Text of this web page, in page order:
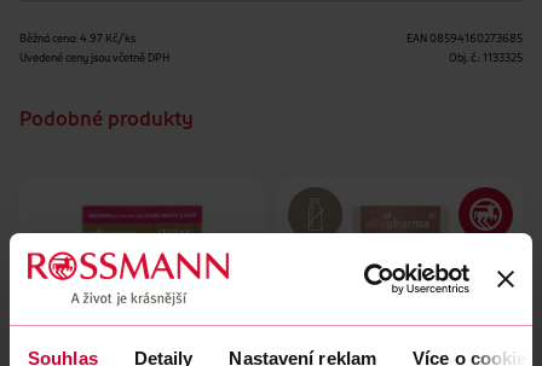
Souhlas Detaily Nastavení reklam Více o cookies
Běžná cena: 4.97 Kč/ks
Uvedené ceny jsou včetně DPH
EAN 08594160273685
Obj. č.: 1133325
Podobné produkty